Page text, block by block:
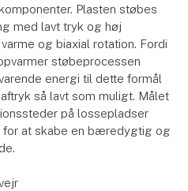
Plasten støbes
med lavt tryk og høj
og biaxial rotation. Fordi
støbeprocessen
energi til dette formål
så lavt som muligt. Målet
på lossepladser
for at skabe en bæredygtig og